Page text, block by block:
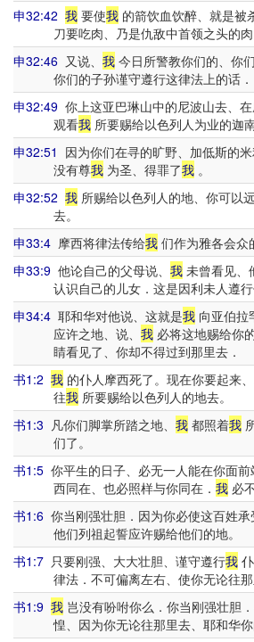
申32:42 我 要使我 的箭饮血饮醉、就是被
刀要吃肉、乃是仇敌中首领之头的肉
申32:46 又说、 我 今日所警教你们的、你
你们的子孙谨守遵行这律法上的话．
申32:49 你上这亚巴琳山中的尼波山去、在
观看我所要赐给以色列人为业的迦南
申32:51 因为你们在寻的旷野、加低斯的
没有尊我为圣、得罪了我。
申32:52 我 所赐给以色列人的地、你可以
去。
申33:4 摩西将律法传给我 们作为雅各会众
申33:9 他论自己的父母说、 我 未曾看见、
认识自己的儿女．这是因利未人遵行
申34:4 耶和华对他说、这就是我 向亚伯拉
应许之地、说、 我必将这地赐给你
睛看见了、你却不得过到那里去．
书1:2 我 的仆人摩西死了。现在你要起来
往我所要赐给以色列人的地去。
书1:3 凡你们脚掌所踏之地、 我 都照着我
们了。
书1:5 你平生的日子、必无一人能在你面前
西同在、也必照样与你同在． 我必
书1:6 你当刚强壮胆．因为你必使这百姓
他们列祖起誓应许赐给他们的地。
书1:7 只要刚强、大大壮胆、谨守遵行我
律法．不可偏离左右、使你无论往那
书1:9 我 岂没有吩咐你么．你当刚强壮胆
惶、因为你无论往那里去、耶和华